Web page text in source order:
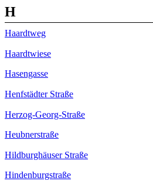
H
Haardtweg
Haardtwiese
Hasengasse
Henfstädter Straße
Herzog-Georg-Straße
Heubnerstraße
Hildburghäuser Straße
Hindenburgstraße